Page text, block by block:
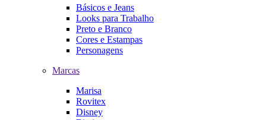
Básicos e Jeans
Looks para Trabalho
Preto e Branco
Cores e Estampas
Personagens
Marcas
Marisa
Rovitex
Disney